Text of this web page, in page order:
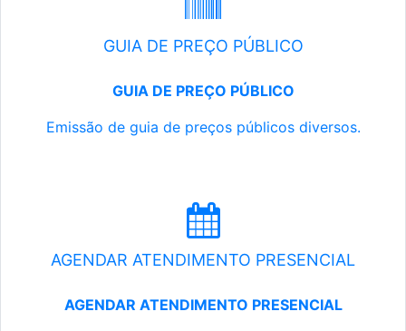
GUIA DE PREÇO PÚBLICO
GUIA DE PREÇO PÚBLICO
Emissão de guia de preços públicos diversos.
AGENDAR ATENDIMENTO PRESENCIAL
AGENDAR ATENDIMENTO PRESENCIAL